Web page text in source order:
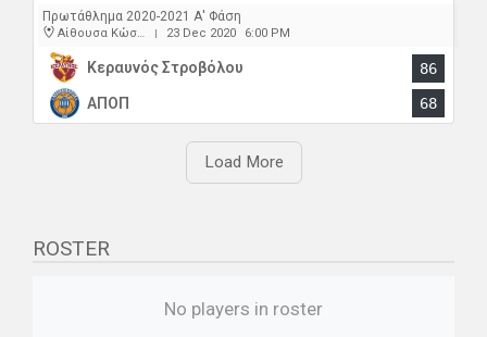
Πρωτάθλημα 2020-2021 Α' Φάση
Αίθουσα Κώστας Παπαέλληνας 23 Dec 2020 6:00 PM
Κεραυνός Στροβόλου
86
ΑΠΟΠ
68
Load More
ROSTER
No players in roster